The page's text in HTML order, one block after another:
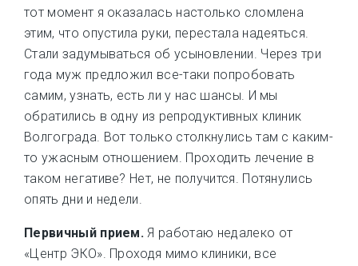
тот момент я оказалась настолько сломлена
этим, что опустила руки, перестала надеяться.
Стали задумываться об усыновлении. Через три
года муж предложил все-таки попробовать
самим, узнать, есть ли у нас шансы. И мы
обратились в одну из репродуктивных клиник
Волгограда. Вот только столкнулись там с каким-
то ужасным отношением. Проходить лечение в
таком негативе? Нет, не получится. Потянулись
опять дни и недели.
Первичный прием. Я работаю недалеко от
«Центр ЭКО». Проходя мимо клиники, все